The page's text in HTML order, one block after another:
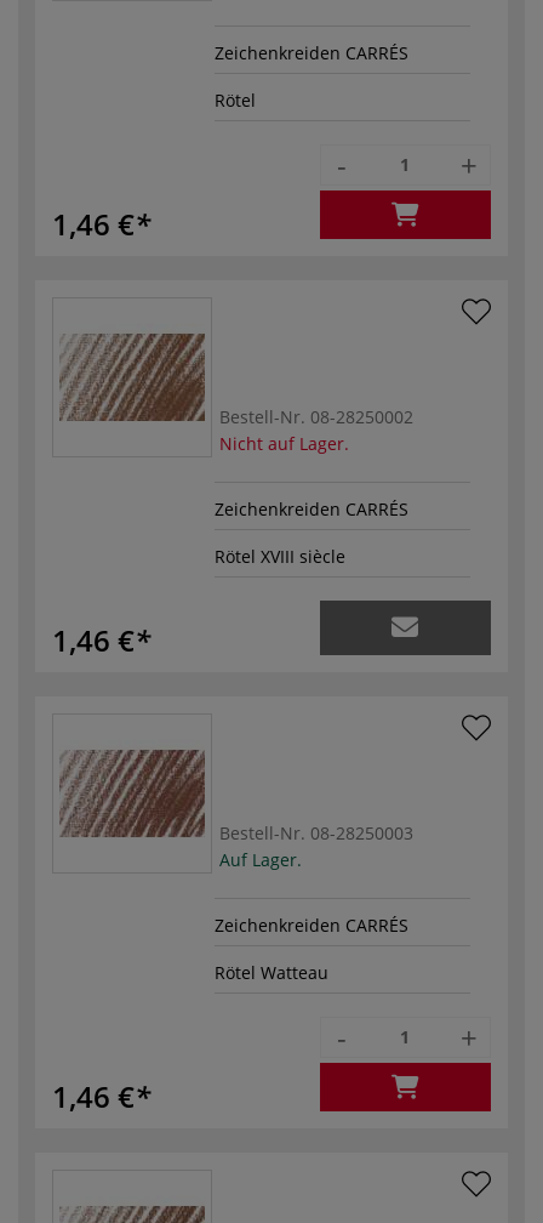
Zeichenkreiden CARRÉS
Rötel
1,46 €
- +
Bestell-Nr. 08-28250002
Nicht auf Lager.
Zeichenkreiden CARRÉS
Rötel XVIII siècle
1,46 €
Bestell-Nr. 08-28250003
Auf Lager.
Zeichenkreiden CARRÉS
Rötel Watteau
1,46 €
- +